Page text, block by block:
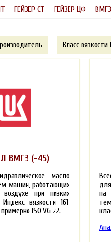
ГЕЙЗЕР СТ ГЕЙЗЕР ЦФ ВМГЗ
Класс вязкости
ВМГЗ (-45)
масло
машин, работающих
при низких
вязкости 161,
ISO VG 22.
на